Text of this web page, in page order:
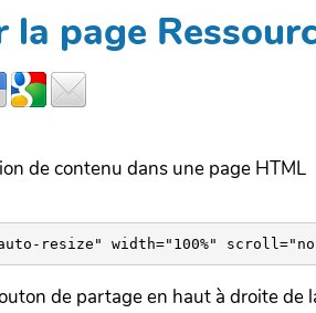
la page
de contenu dans une page HTML
de partage en haut à droite de